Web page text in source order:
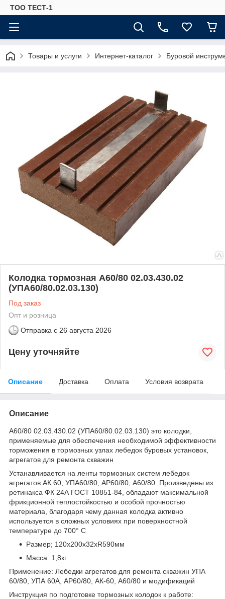
ТОО ТЕСТ-1
Товары и услуги Интернет-каталог Буровой
Колодка тормозная А60/80 02.03.430.02
(УПА60/80.02.03.130)
Под заказ
Опт и розница
Отправка с 26 августа 2026
Цену уточняйте
Описание Доставка Оплата Условия возврата
Описание
А60/80 02.03.430.02 (УПА60/80.02.03.130) это колодки,
применяемые для обеспечения необходимой эффективности
торможения в тормозных узлах лебедок буровых установок,
агрегатов для ремонта скважин
Устанавливается на ленты тормозных систем лебедок
агрегатов АК 60, УПА60/80, АР60/80, А60/80. Произведены из
ретинакса ФК 24А ГОСТ 10851-84, обладают максимальной
фрикционной теплостойкостью и особой прочностью
материала, благодаря чему данная колодка активно
используется в сложных условиях при поверхностной
температуре до 700° С
Размер; 120х200х32хR590мм
Масса: 1,8кг.
Применение: Лебедки агрегатов для ремонта скважин УПА
60/80, УПА 60А, АР60/80, АК-60, А60/80 и модификаций
Инструкция по подготовке тормозных колодок к работе: